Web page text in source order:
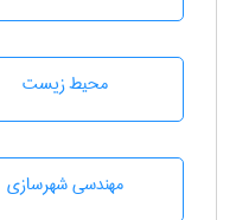
محيط زيست
مهندسی شهرسازی